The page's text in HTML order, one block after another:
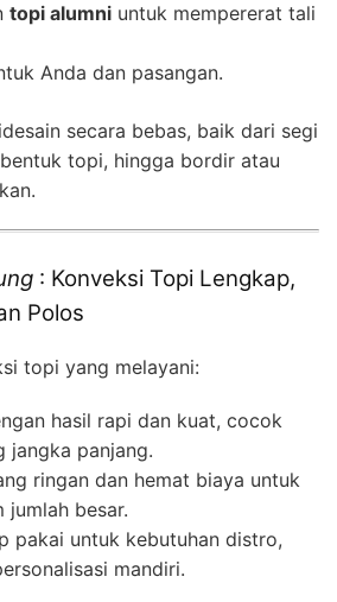
topi alumni untuk mempererat tali
Anda dan pasangan.
secara bebas, baik dari segi
topi, hingga bordir atau
: Konveksi Topi Lengkap,
Polos
topi yang melayani:
hasil rapi dan kuat, cocok
jangka panjang.
ringan dan hemat biaya untuk
jumlah besar.
pakai untuk kebutuhan distro,
mandiri.